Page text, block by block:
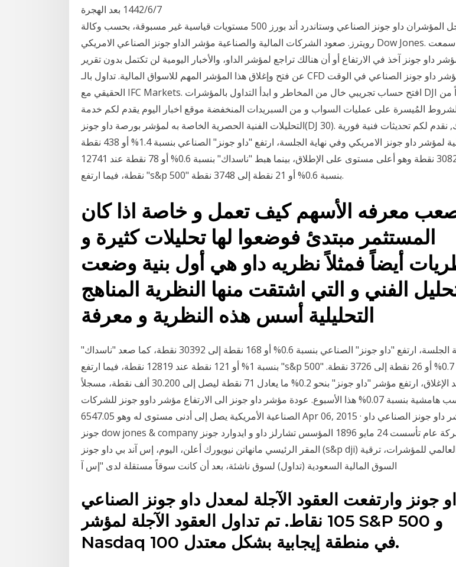
7‏‏/6‏‏/1442 بعد الهجرة
وسجل المؤشران داو جونز الصناعي وستاندرد أند بورز 500 مستويات قياسية غير مسبوقة، بحسب وكالة
رويترز. صعود الشركات المالية والصناعية مؤشر الداو جونز الصناعي الامريكي Dow Jones. لربما سمعت
داو جونز آخذ في الارتفاع أو أن هنالك تراجع لمؤشر الداو، والأخبار اليومية لن تكتمل بدون تقرير
عن فتح وإغلاق هذا المؤشر المهم للاسواق المالية. تداول بالـ CFD على مؤشر داو جونز الصناعي في الوقت
الحقيقي مع IFC Markets. افتح حساب تجريبي خال من المخاطر و ابدأ التداول بالمؤشرات DJI مُستفيداً من
المُيسرة على عمليات السواب و من السبريدات المنخفضة موقع اخبار اليوم يقدم لكم خدمة
التحليلات الفنية الحصرية الخاصة به لمؤشر بورصة داو جونز(DJ 30). كذلك, نقدم لكم تحديثات فنية فورية
ولحظية لمؤشر داو جونز الامريكي وفي نهاية الجلسة، ارتفع "داو جونز" الصناعي بنسبة 1.4% أو 438 نقطة
إلى 30829 نقطة وهو أعلى مستوى على الإطلاق، بينما هبط "ناسداك" بنسبة 0.6% أو 78 نقطة عند 12741
نقطة، فيما ارتفع "s&p 500" بنسبة 0.6% أو 21 نقطة إلى 3748 نقطة.
معرفه الأسهم كيف تعمل و خاصة اذا كان
المستثمر مبتدئ فوضعوا لها تحليلات كثيرة و
أيضاً فمثلاً نظريه داو هي أول بنية وضعت
الفني و التي اشتقت منها النظرية المناهج
التحليلية أسس هذه النظرية و معرفة
وفي نهاية الجلسة، ارتفع "داو جونز" الصناعي بنسبة 0.6% أو 168 نقطة إلى 30392 نقطة، كما صعد "ناسداك"
بنسبة 1% أو 121 نقطة عند 12819 نقطة، فيما ارتفع "s&p 500" بنسبة 0.7% أو 26 نقطة إلى 3726 نقطة.
وعند الإغلاق، ارتفع مؤشر "داو جونز" بنحو 0.2% ما يعادل 71 نقطة ليصل إلى 30.200 ألف نقطة، مسجلاً
مكاسب هامشية بنسبة 0.07% هذا الأسبوع. عودة مؤشر داو جونز الى الارتفاع مؤشر داوو جونز للشركات
الصناعية الأمريكية يصل إلى أدنى مستوى له وهو 6547.05 Apr 06, 2015 · مؤشر داو جونز الصناعي داو
جونز dow jones & company نوع الشركة عام تأسست 24 مايو 1896 المؤسس تشارلز داو و ايدوارد جونز
المقر الرئيسي مانهاتن نيويورك أعلن، اليوم، إس آند بي داو جونز (s&p dji) المزود العالمي للمؤشرات، ترقية
السوق المالية السعودية (تداول) لسوق ناشئة، بعد أن كانت سوقاً مستقلة لدى "إس آ
جونز وارتفعت العقود الآجلة لمعدل داو جونز الصناعي
105 نقاط. تم تداول العقود الآجلة لمؤشر S&P 500 و
Nasdaq 100 في منطقة إيجابية بشكل معتدل.